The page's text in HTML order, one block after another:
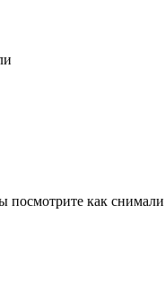
посмотрите как